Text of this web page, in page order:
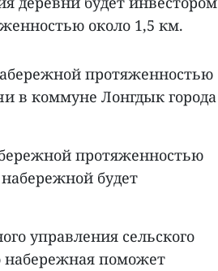
около 1,5 км.
протяженностью
в коммуне Лонгдык города
протяженностью
будет
управления сельского
набережная поможет